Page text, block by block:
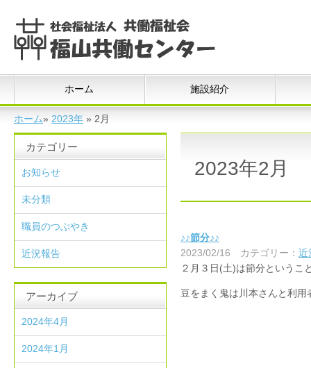
ホーム 施設紹介
ホーム» 2023年 » 2月
2023年2月
♪♪節分♪♪
2023/02/16
カテゴリー： 近
２月３日(土)は節分というこ
豆をまく鬼は川本さんと利
カテゴリー
お知らせ
未分類
職員のつぶやき
近況報告
アーカイブ
2024年4月
2024年1月